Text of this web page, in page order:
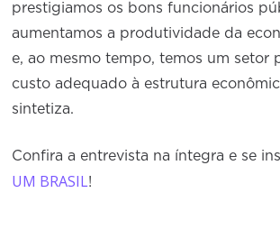
prestigiamos os bons funcionários
aumentamos a produtividade da
e, ao mesmo tempo, temos um setor
custo adequado à estrutura
sintetiza.
Confira a entrevista na íntegra e se
UM BRASIL!